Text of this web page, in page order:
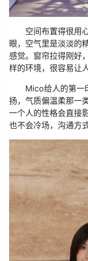
空间布置得很用
眼，空气里是淡淡的
感觉。窗帘拉得刚好
样的环境，很容易让
Mico给人的第一
扬，气质偏温柔那一
一个人的性格会直接
也不会冷场，沟通方